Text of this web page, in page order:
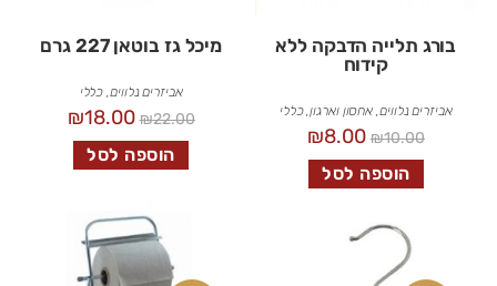
בורג תלייה הדבקה ללא
קידוח
אביזרים נלווים, אחסון וארגון,כללי
₪10.00
₪8.00
הוספה לסל
מיכל גז בוטאן 227 גרם
אביזרים נלווים, כללי
₪22.00
₪18.00
הוספה לסל